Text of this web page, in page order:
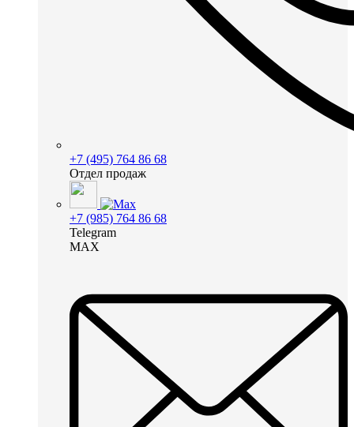
+7 (495) 764 86 68
Отдел продаж
+7 (985) 764 86 68
Telegram
MAX